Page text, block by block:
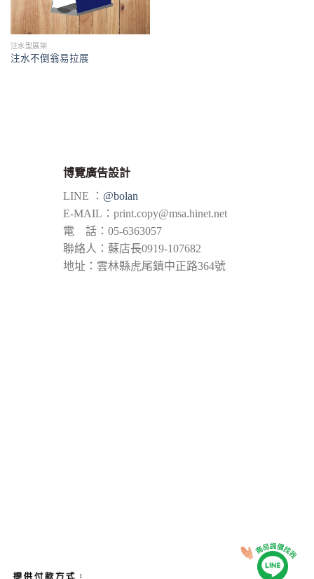
注水型展架
注水不倒翁易拉展
博覽廣告設計
LINE ： @bolan
E-MAIL： print.copy@msa.hinet.net
電 話：05-6363057
聯絡人：蘇店長0919-107682
地址：雲林縣虎尾鎮中正路364號